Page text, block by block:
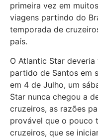
primeira vez em
viagens partindo do
temporada de
país.
O Atlantic Star
partido de Santos em
em 4 de Julho, um
Star nunca chegou a
cruzeiros, as razões
provável que o pouco
cruzeiros, que se